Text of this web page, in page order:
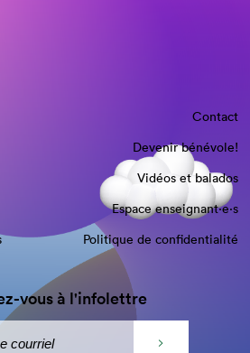
Contact
Devenir bénévole!
Vidéos et balados
Espace enseignant·e⋅s
Politique de confidentialité
vous à l'infolettre